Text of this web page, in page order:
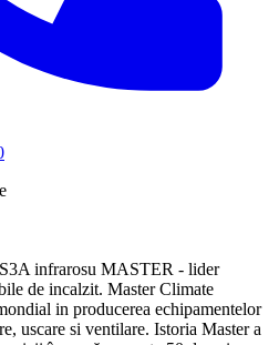
infrarosu MASTER - lider
de incalzit. Master Climate
in producerea echipamentelor
uscare si ventilare. Istoria Master a